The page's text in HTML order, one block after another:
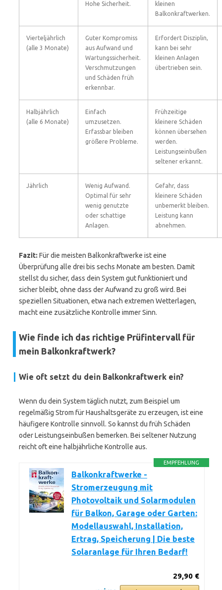
Hohe Sicherheit.
kleinen
Balkonkraftwerken.
Vierteljährlich
(alle 3 Monate)
Guter Kompromiss
aus Aufwand und
Wartungssicherheit.
Verschmutzungen
und Schäden früh
erkennbar.
Erfordert Disziplin,
kann bei sehr
kleinen Anlagen
übertrieben sein.
Halbjährlich
(alle 6 Monate)
Einfach
umzusetzen.
Erfassbar bleiben
größere Probleme.
Frühzeitige
kleinere Schäden
können übersehen
werden.
Leistungseinbußen
seltener erkannt.
Jährlich
Wenig Aufwand.
Optimal für sehr
wenig genutzte
oder schattige
Anlagen.
Gefahr, dass
kleinere Schäden
unbemerkt bleiben.
Leistung kann
abnehmen.
Fazit: Für die meisten Balkonkraftwerke ist eine
Überprüfung alle drei bis sechs Monate am besten. Damit
stellst du sicher, dass dein System gut funktioniert und
sicher bleibt, ohne dass der Aufwand zu groß wird. Bei
speziellen Situationen, etwa nach extremen Wetterlagen,
macht eine zusätzliche Kontrolle immer Sinn.
Wie finde ich das richtige Prüfintervall für
mein Balkonkraftwerk?
Wie oft setzt du dein Balkonkraftwerk ein?
Wenn du dein System täglich nutzt, zum Beispiel um
regelmäßig Strom für Haushaltsgeräte zu erzeugen, ist eine
häufigere Kontrolle sinnvoll. So kannst du früh Schäden
oder Leistungseinbußen bemerken. Bei seltener Nutzung
reicht oft eine halbjährliche Kontrolle aus.
EMPFEHLUNG
Balkonkraftwerke -
Stromerzeugung mit
Photovoltaik und Solarmodulen
für Balkon, Garage oder Garten:
Modellauswahl, Installation,
Ertrag, Speicherung | Die beste
Solaranlage für Ihren Bedarf!
29,90 €